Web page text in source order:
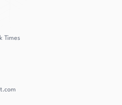
aviones y esgrima. A
Boyden sigue siendo
talentosa que
Times